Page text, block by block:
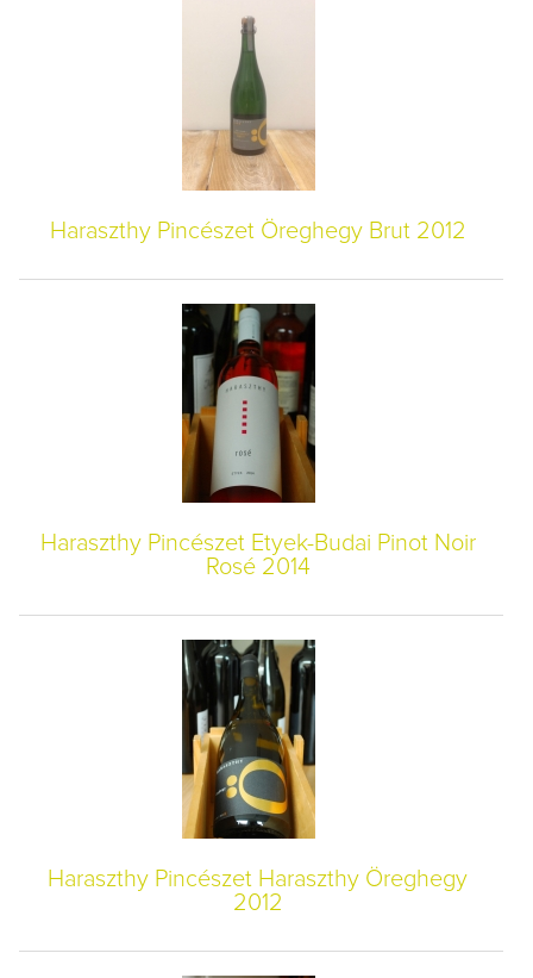
Haraszthy Pincészet Öreghegy Brut 2012
Haraszthy Pincészet Etyek-Budai Pinot Noir
Rosé 2014
Haraszthy Pincészet Haraszthy Öreghegy
2012